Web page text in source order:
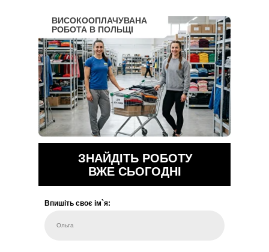
ВИСОКООПЛАЧУВАНА
РОБОТА В ПОЛЬЩІ
Впишіть своє ім`я:
Ольга
ЗНАЙДІТЬ РОБОТУ
ВЖЕ СЬОГОДНІ